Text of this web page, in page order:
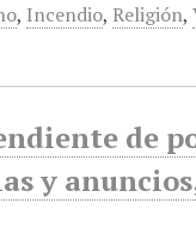
, Incendio, Religión,
de
y anuncios,